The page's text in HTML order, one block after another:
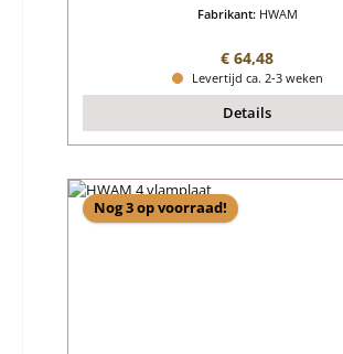
Fabrikant: HWAM
Normale prijs:
€ 64,48
Levertijd ca. 2-3 weken
Details
Nog 3 op voorraad!